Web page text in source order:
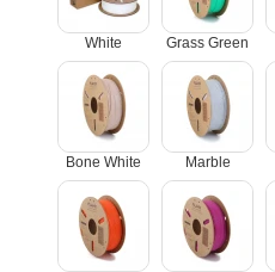
White Grass Green
Bone White Marble